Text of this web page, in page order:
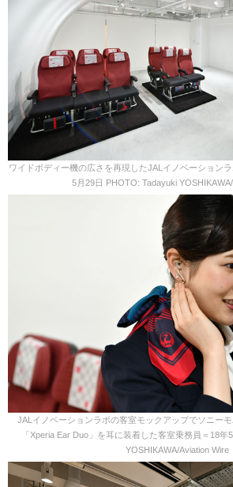
ワイドボディー機の広さを再現したJALイノベーション
5月29日 PHOTO: Tadayuki
JALイノベーションラボの客室モックアップでソニー
「Xperia Ear Duo」を耳に装着した客室乗務員＝18
YOSHIKAWA/Aviation Wire